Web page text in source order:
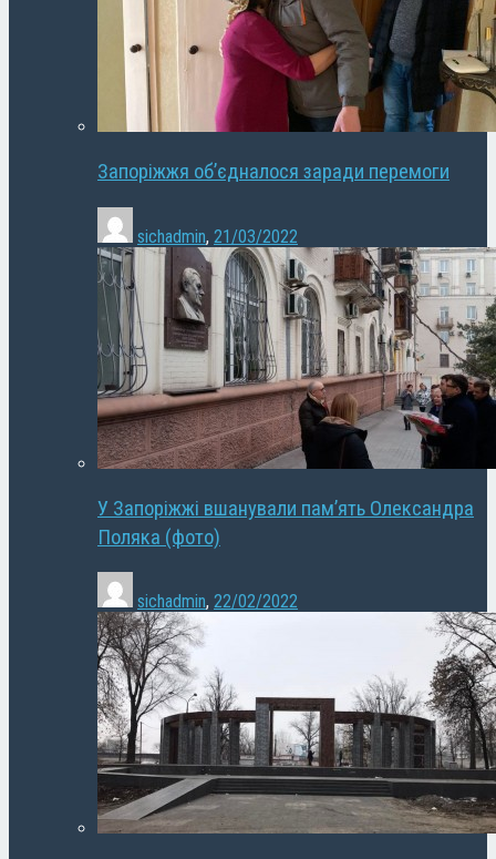
Запоріжжя об’єдналося заради перемоги
sichadmin, 21/03/2022
У Запоріжжі вшанували пам’ять Олександра
Поляка (фото)
sichadmin, 22/02/2022